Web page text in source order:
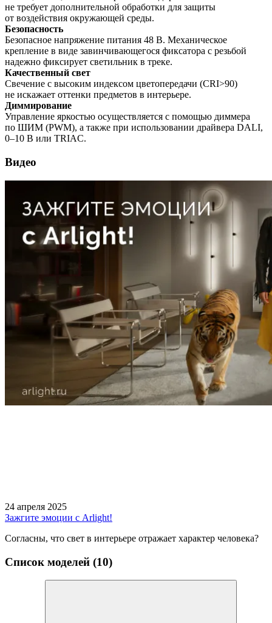
не требует дополнительной обработки для защиты
от воздействия окружающей среды.
Безопасность
Безопасное напряжение питания 48 В. Механическое
крепление в виде завинчивающегося фиксатора с резьбой
надежно фиксирует светильник в треке.
Качественный свет
Свечение с высоким индексом цветопередачи (CRI>90)
не искажает оттенки предметов в интерьере.
Диммирование
Управление яркостью осуществляется с помощью диммера
по ШИМ (PWM), а также при использовании драйвера DALI,
0–10 В или TRIAC.
Видео
24 апреля 2025
Зажгите эмоции с Arlight!
Согласны, что свет в интерьере отражает характер человека?
Список моделей (10)